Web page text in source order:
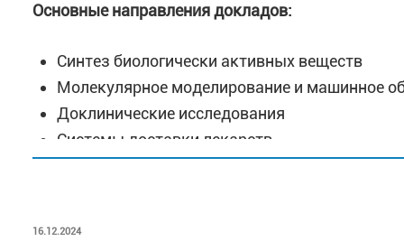
Основные направления докладов:
Синтез биологически активных веществ
Молекулярное моделирование и машинное
Доклинические исследования
Системы доставки лекарств
ОПУБЛИКОВАНО
16.12.2024